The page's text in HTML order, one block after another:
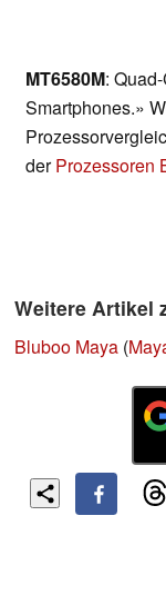
MT6580M:
Smartphones.»
derProzessoren
Weitere Artikel
Bluboo Maya (